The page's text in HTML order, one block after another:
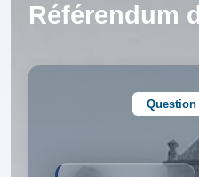
Référendum
Question